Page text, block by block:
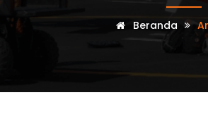
Beranda